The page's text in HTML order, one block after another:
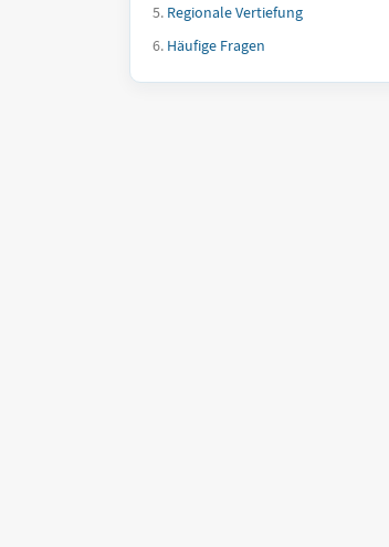
Regionale Vertiefung
Häufige Fragen